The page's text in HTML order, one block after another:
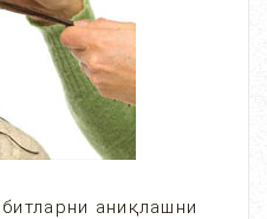
аниқлашни